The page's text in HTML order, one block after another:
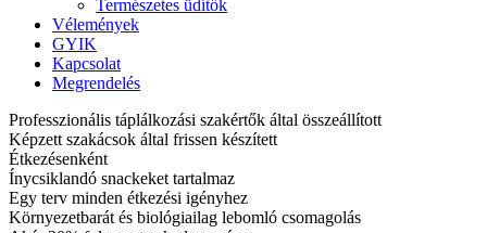
Természetes üdítők
Vélemények
GYIK
Kapcsolat
Megrendelés
Professzionális táplálkozási szakértők által összeállított
Képzett szakácsok által frissen készített
Étkezésenként
Ínycsiklandó snackeket tartalmaz
Egy terv minden étkezési igényhez
Környezetbarát és biológiailag lebomló csomagolás